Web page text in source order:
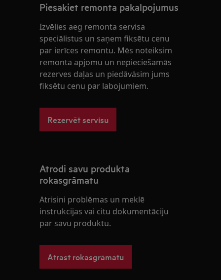
Piesakiet remonta pakalpojumus
Izvēlies aeg remonta servisa
speciālistus un saņem fiksētu cenu
par ierīces remontu. Mēs noteiksim
remonta apjomu un nepieciešamās
rezerves daļas un piedāvāsim jums
fiksētu cenu par labojumiem.
Rezervēt servisu
Atrodi savu produkta
rokasgrāmatu
Atrisini problēmas un meklē
instrukcijas vai citu dokumentāciju
par savu produktu.
Atrast rokasgrāmatu